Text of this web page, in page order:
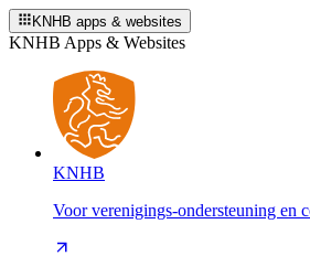
KNHB apps & websites
KNHB Apps & Websites
KNHB
Voor verenigings-ondersteuning en